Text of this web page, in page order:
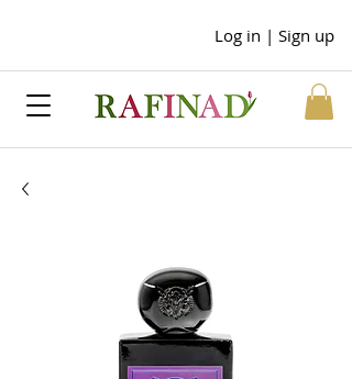
Log in | Sign up